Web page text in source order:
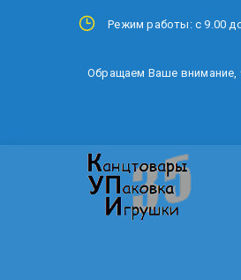
Режим работы: с 9.00
Обращаем Ваше внимание,